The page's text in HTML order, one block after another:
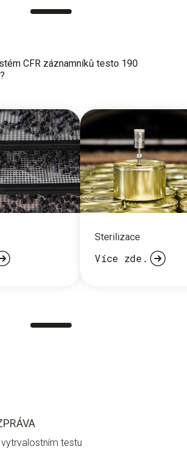
CFR záznamníků testo 190
Sterilizace
Více zde.
testu